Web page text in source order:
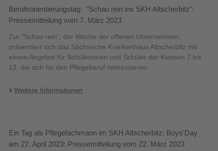
Berufsorientierungstag: "Schau rein ins SKH Altscherbitz":
Pressemitteilung vom 7. März 2023
Zur "Schau rein", der Woche der offenen Unternehmen,
präsentiert sich das Sächsische Krankenhaus Altscherbitz mit
einem Angebot für Schülerinnen und Schüler der Klassen 7 bis
12, die sich für den Pflegeberuf interessieren.
Weitere Informationen
Ein Tag als Pflegefachmann im SKH Altscherbitz: Boys'Day
am 27. April 2023: Pressemitteilung vom 22. März 2023